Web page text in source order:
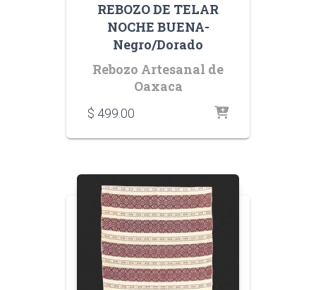
REBOZO DE TELAR
NOCHE BUENA-
Negro/Dorado
Rebozo Artesanal de
Oaxaca
$ 499.00